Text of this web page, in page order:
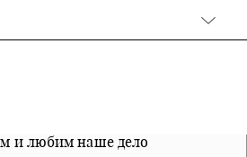
и любим наше дело
гипоалергенны
перед покупкой